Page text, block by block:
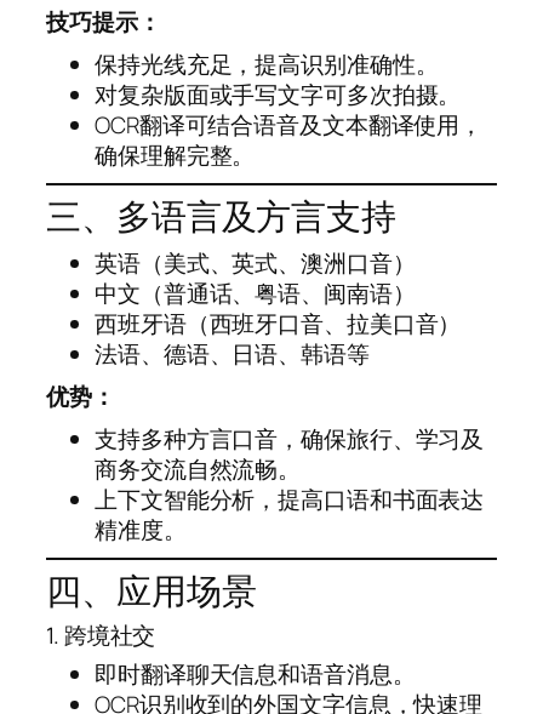
技巧提示：
保持光线充足，提高识别准确性。
对复杂版面或手写文字可多次拍摄。
OCR翻译可结合语音及文本翻译使用，
确保理解完整。
三、多语言及方言支持
英语（美式、英式、澳洲口音）
中文（普通话、粤语、闽南语）
西班牙语（西班牙口音、拉美口音）
法语、德语、日语、韩语等
优势：
支持多种方言口音，确保旅行、学习及
商务交流自然流畅。
上下文智能分析，提高口语和书面表达
精准度。
四、应用场景
1. 跨境社交
即时翻译聊天信息和语音消息。
OCR识别收到的外国文字信息，快速理